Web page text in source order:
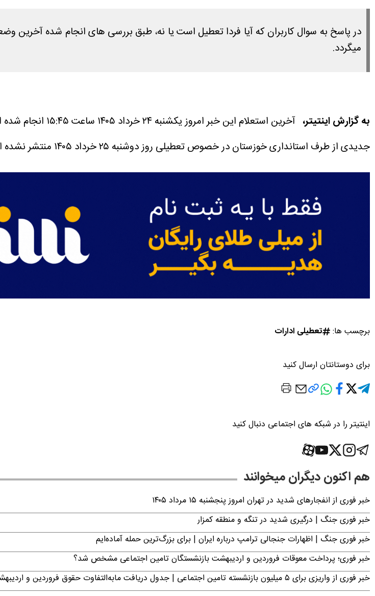
میگردد.
به گزارش اینتیتر، آخرین استعلام این خبر امروز یکشنبه ۲۴ خرداد ۱۴۰۵ ساعت ۱۵:۴۵ انجام شده است.
جدیدی از طرف استانداری خوزستان در خصوص تعطیلی روز دوشنبه ۲۵ خرداد ۱۴۰۵ منتشر نشده است.
برچسب ها: تعطیلی ادارات
برای دوستانتان ارسال کنید
اینتیتر را در شبکه های اجتماعی دنبال کنید
هم اکنون دیگران میخوانند
خبر فوری از انفجارهای شدید در تهران امروز پنجشنبه ۱۵ مرداد ۱۴۰۵
خبر فوری جنگ | درگیری شدید در تنگه و منطقه کمزار
خبر فوری جنگ | اظهارات جنجالی ترامپ درباره ایران | برای بزرگ‌ترین حمله آماده‌ایم
خبر فوری؛ پرداخت معوقات فروردین و اردیبهشت بازنشستگان تامین اجتماعی مشخص شد؟
خبر فوری از واریزی برای ۵ میلیون‌ بازنشسته تامین اجتماعی | جدول دریافت مابه‌التفاوت حقوق فروردین و اردیبهشت